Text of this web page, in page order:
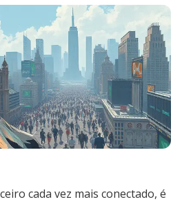
cada vez mais conectado, é